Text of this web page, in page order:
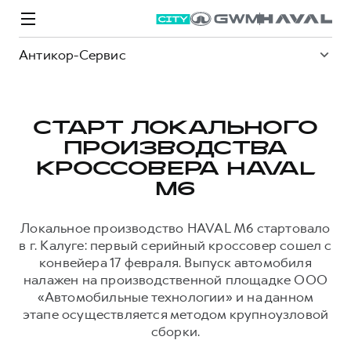
Антикор-Сервис
Модели
M6
от 2 049 000 ₽
JOLION
от 2 049 000 ₽
Покупателям
Автомобили в наличии
Конфигуратор HAVAL
Аксессуары HAVAL
Каталоги и прайс-листы
Владельцам
Все о сервисе
Запись на сервис
Моторное масло
Стоимость ТО
Спецпредложения
Покупателям
Владельцам
О дилере
О бренде
Новости
О GWM
СТАРТ ЛОКАЛЬНОГО
ПРОИЗВОДСТВА
КРОССОВЕРА HAVAL
M6
Локальное производство HAVAL M6 стартовало
в г. Калуге: первый серийный кроссовер сошел с
конвейера 17 февраля. Выпуск автомобиля
налажен на производственной площадке ООО
«Автомобильные технологии» и на данном
этапе осуществляется методом крупноузловой
сборки.